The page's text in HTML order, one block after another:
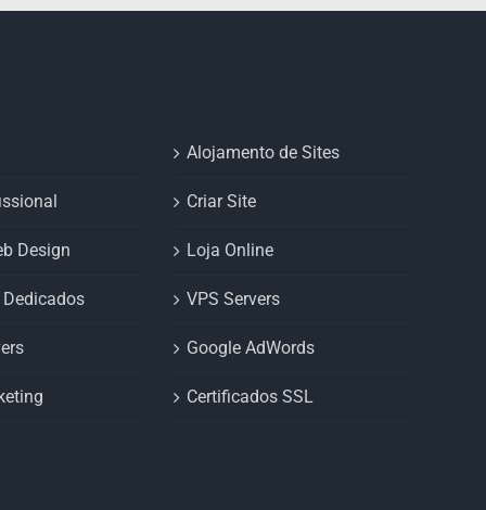
Design
Alojamento de Sites
Criar Site
Loja Online
VPS Servers
Google AdWords
Certificados SSL